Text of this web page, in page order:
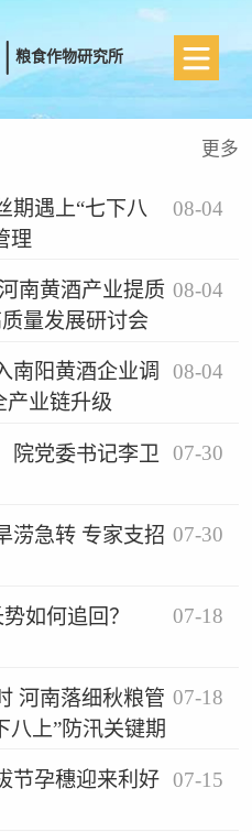
粮食作物研究所
更多
期遇上“七下八
理
08-04
南黄酒产业提质
量发展研讨会
08-04
南阳黄酒企业调
产业链升级
08-04
院党委书记李卫
07-30
涝急转 专家支招 07-30
田 苗期长势如何追回？ 07-18
河南落细秋粮管
八上”防汛关键期
07-18
节孕穗迎来利好 07-15